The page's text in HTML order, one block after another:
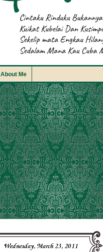
About Me
Wednesday, March 23, 2011